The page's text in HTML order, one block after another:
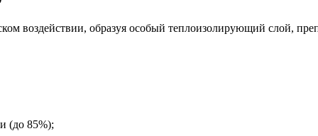
воздействии, образуя особый теплоизолирующий слой,
(до 85%);